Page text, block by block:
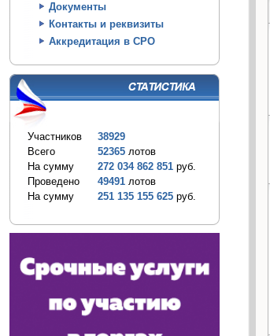
Документы
Контакты и реквизиты
Аккредитация в СРО
Участников
38929
Всего
52365 лотов
На сумму
272 034 862 851 руб.
Проведено
49491 лотов
На сумму
251 135 155 625 руб.